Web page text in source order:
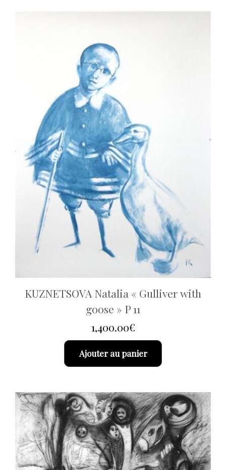
KUZNETSOVA Natalia « Gulliver with
goose » P 11
1,400.00€
Ajouter au panier